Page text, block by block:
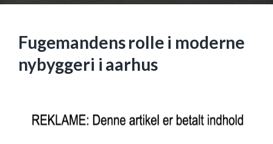
Fugemandens rolle i moderne
nybyggeri i aarhus